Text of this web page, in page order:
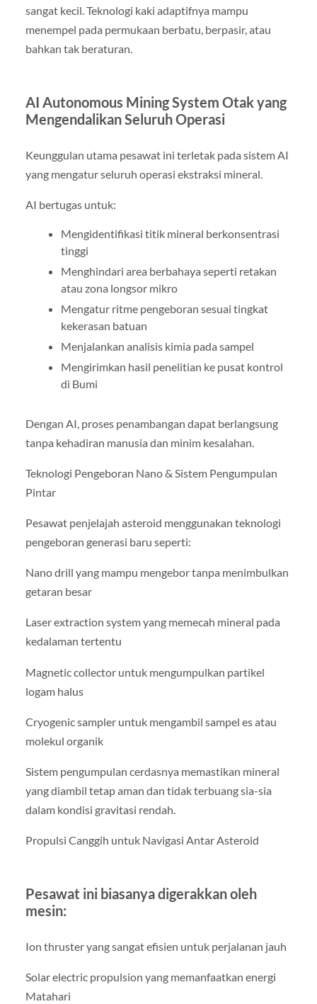
sangat kecil. Teknologi kaki adaptifnya mampu
menempel pada permukaan berbatu, berpasir, atau
bahkan tak beraturan.
AI Autonomous Mining System Otak yang
Mengendalikan Seluruh Operasi
Keunggulan utama pesawat ini terletak pada sistem AI
yang mengatur seluruh operasi ekstraksi mineral.
AI bertugas untuk:
Mengidentifikasi titik mineral berkonsentrasi
tinggi
Menghindari area berbahaya seperti retakan
atau zona longsor mikro
Mengatur ritme pengeboran sesuai tingkat
kekerasan batuan
Menjalankan analisis kimia pada sampel
Mengirimkan hasil penelitian ke pusat kontrol
di Bumi
Dengan AI, proses penambangan dapat berlangsung
tanpa kehadiran manusia dan minim kesalahan.
Teknologi Pengeboran Nano & Sistem Pengumpulan
Pintar
Pesawat penjelajah asteroid menggunakan teknologi
pengeboran generasi baru seperti:
Nano drill yang mampu mengebor tanpa menimbulkan
getaran besar
Laser extraction system yang memecah mineral pada
kedalaman tertentu
Magnetic collector untuk mengumpulkan partikel
logam halus
Cryogenic sampler untuk mengambil sampel es atau
molekul organik
Sistem pengumpulan cerdasnya memastikan mineral
yang diambil tetap aman dan tidak terbuang sia-sia
dalam kondisi gravitasi rendah.
Propulsi Canggih untuk Navigasi Antar Asteroid
Pesawat ini biasanya digerakkan oleh
mesin:
Ion thruster yang sangat efisien untuk perjalanan jauh
Solar electric propulsion yang memanfaatkan energi
Matahari